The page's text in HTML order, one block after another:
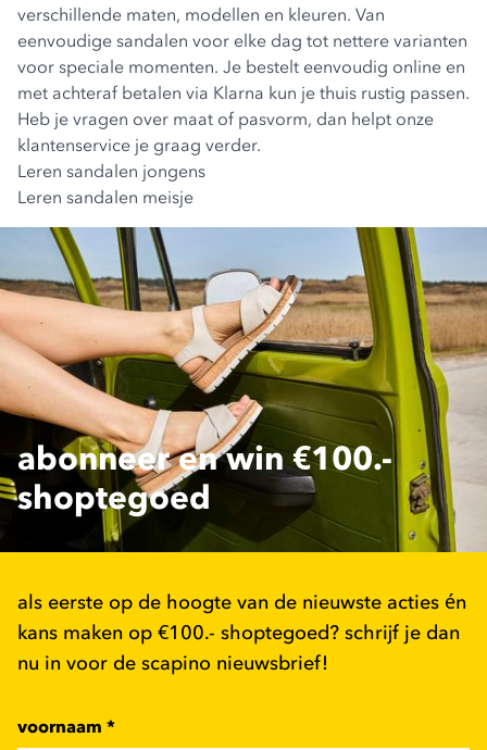
verschillende maten, modellen en kleuren. Van
eenvoudige sandalen voor elke dag tot nettere varianten
voor speciale momenten. Je bestelt eenvoudig online en
met achteraf betalen via Klarna kun je thuis rustig passen.
Heb je vragen over maat of pasvorm, dan helpt onze
klantenservice je graag verder.
Leren sandalen jongens
Leren sandalen meisje
abonneer en win €100.-
shoptegoed
als eerste op de hoogte van de nieuwste acties én
kans maken op €100.- shoptegoed? schrijf je dan
nu in voor de scapino nieuwsbrief!
voornaam *